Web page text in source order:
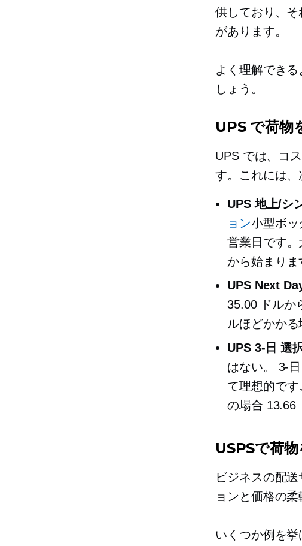
供しており、
があります。
よく理解でき
しょう。
UPS で荷物
UPS では、コ
す。これには、
UPS 地上/シ
ョン小型ボ
営業日です
から始まりま
UPS Next
35.00 ドルか
ルほどかかる
UPS 3-日 選
はない。 3-日
て理想的で
の場合 13.66
USPSで荷
ビジネスの配
ョンと価格の柔
いくつか例を